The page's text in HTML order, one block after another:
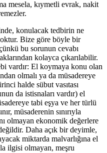
mesela, kıymetli evrak, nakit
konulacak tedbirin ne
Bize göre böyle bir
bu sorunun cevabı
kolayca çıkarılabilir.
vardır: El koymaya konu olan
olmalı ya da müsadereye
halde sübut vasıtası
da istisnaları vardır) el
tabi eşya ve her türlü
müsaderenin sınırıyla
olmayan ekonomik değerlere
Daha açık bir deyimle,
miktarda malvarlığına el
ilgisi olmayan, meşru